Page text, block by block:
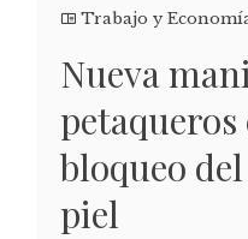
Trabajo y
Nueva
bloqueo
piel